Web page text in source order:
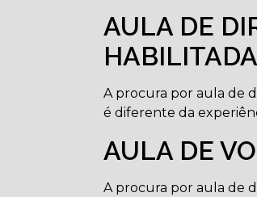
AULA DE
A procura por aula de
é diferente da
AULA DE
A procura por aula de